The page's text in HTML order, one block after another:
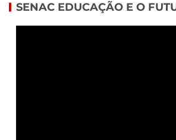
SENAC EDUCAÇÃO E O